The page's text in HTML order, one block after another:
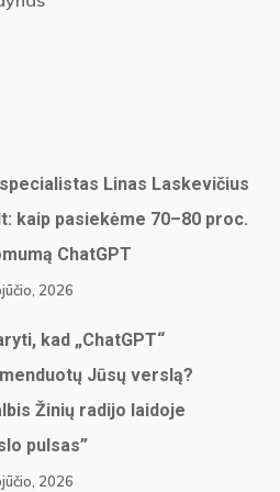
specialistas Linas Laskevičius
kaip pasiekėme 70–80 proc.
ChatGPT
2026
kad „ChatGPT“
Jūsų verslą?
Žinių radijo laidoje
pulsas”
2026